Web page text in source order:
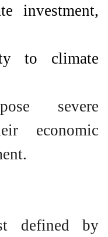
investment,
to climate
severe
economic
defined by